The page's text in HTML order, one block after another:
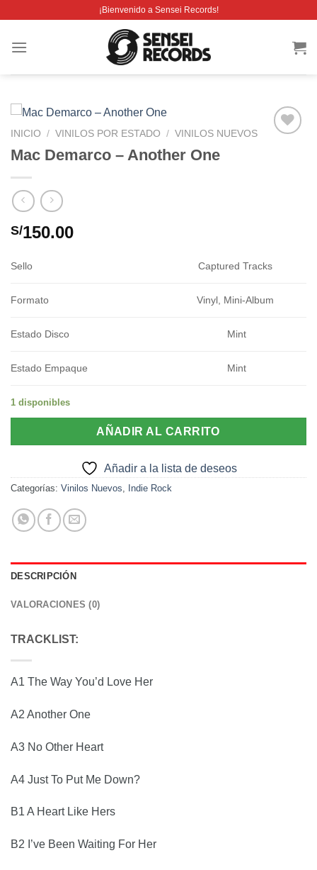
contenido
¡Bienvenido a Sensei Records!
INICIO / VINILOS POR ESTADO / VINILOS NUEVOS
Mac Demarco – Another One
S/150.00
Sello Captured Tracks
Formato Vinyl, Mini-Album
Estado Disco Mint
Estado Empaque Mint
1 disponibles
AÑADIR AL CARRITO
Añadir a la lista de deseos
Categorías: Vinilos Nuevos, Indie Rock
DESCRIPCIÓN
VALORACIONES (0)
TRACKLIST:
A1 The Way You’d Love Her
A2 Another One
A3 No Other Heart
A4 Just To Put Me Down?
B1 A Heart Like Hers
B2 I’ve Been Waiting For Her